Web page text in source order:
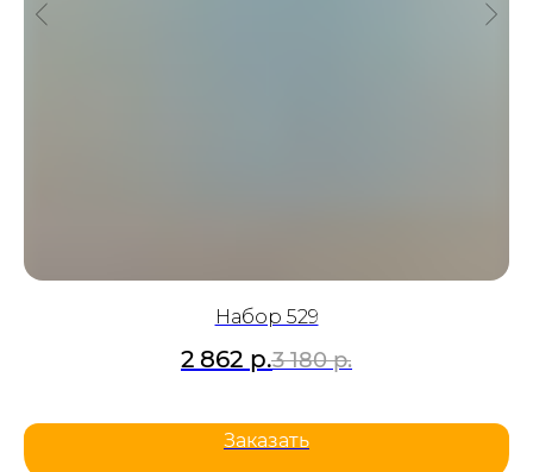
Набор 529
2 862 р.3 180 р.
Заказать